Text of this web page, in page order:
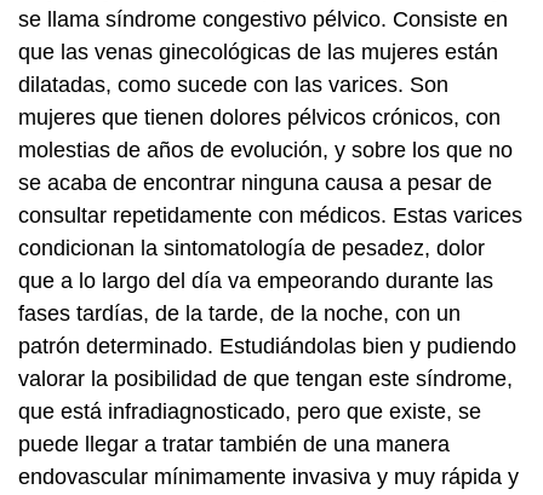
se llama síndrome congestivo pélvico. Consiste en
que las venas ginecológicas de las mujeres están
dilatadas, como sucede con las varices. Son
mujeres que tienen dolores pélvicos crónicos, con
molestias de años de evolución, y sobre los que no
se acaba de encontrar ninguna causa a pesar de
consultar repetidamente con médicos. Estas varices
condicionan la sintomatología de pesadez, dolor
que a lo largo del día va empeorando durante las
fases tardías, de la tarde, de la noche, con un
patrón determinado. Estudiándolas bien y pudiendo
valorar la posibilidad de que tengan este síndrome,
que está infradiagnosticado, pero que existe, se
puede llegar a tratar también de una manera
endovascular mínimamente invasiva y muy rápida y